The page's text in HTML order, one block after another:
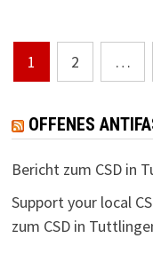
der
Beiträge
1 2 …
OFFENES
Bericht zum CSD in
Support your local
zum CSD in